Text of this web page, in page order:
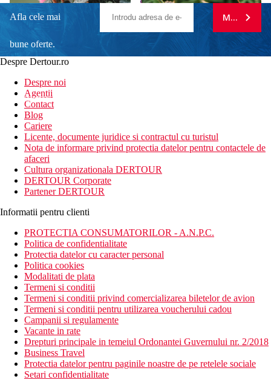
Afla cele mai
bune oferte.
newsletter!
MA
Despre Dertour.ro
Despre noi
Agentii
Contact
Blog
Cariere
Licente, documente juridice si contractul cu turistul
Nota de informare privind protectia datelor pentru contactele de
afaceri
Cultura organizationala DERTOUR
DERTOUR Corporate
Partener DERTOUR
Informatii pentru clienti
PROTECTIA CONSUMATORILOR - A.N.P.C.
Politica de confidentialitate
Protectia datelor cu caracter personal
Politica cookies
Modalitati de plata
Termeni si conditii
Termeni si conditii privind comercializarea biletelor de avion
Termeni si conditii pentru utilizarea voucherului cadou
Campanii si regulamente
Vacante in rate
Drepturi principale in temeiul Ordonantei Guvernului nr. 2/2018
Business Travel
Protectia datelor pentru paginile noastre de pe retelele sociale
Setari confidentialitate